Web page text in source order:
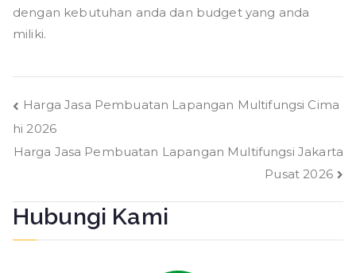
dengan kebutuhan anda dan budget yang anda
miliki.
Navigasi
pos
Harga Jasa Pembuatan Lapangan Multifungsi Cima
hi 2026
Harga Jasa Pembuatan Lapangan Multifungsi Jakarta
Pusat 2026
Hubungi Kami